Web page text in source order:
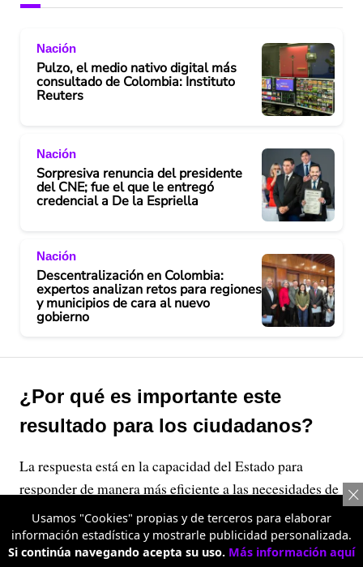
Nación
Pulzo, el medio nativo digital más
consultado de Colombia: Instituto
Reuters
Nación
Sorpresiva renuncia del presidente
del CNE; fue el que le entregó
credencial a De la Espriella
Nación
Descentralización en Colombia:
expertos analizan retos para regiones
y municipios de cara al nuevo
gobierno
¿Por qué es importante este
resultado para los ciudadanos?
La respuesta está en la capacidad del Estado para
responder de manera más eficiente a las necesidades de
la población.
Usamos "Cookies" propias y de terceros para elaborar
información estadística y mostrarle publicidad personalizada.
Si continúa navegando acepta su uso. Más información aquí